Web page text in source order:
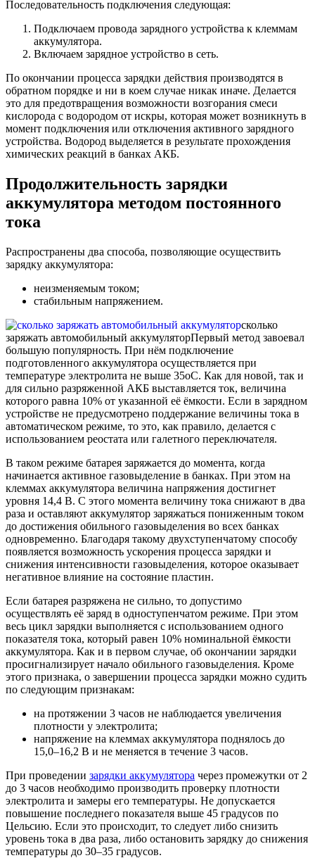
Последовательность подключения следующая:
Подключаем провода зарядного устройства к клеммам
аккумулятора.
Включаем зарядное устройство в сеть.
По окончании процесса зарядки действия производятся в
обратном порядке и ни в коем случае никак иначе. Делается
это для предотвращения возможности возгорания смеси
кислорода с водородом от искры, которая может возникнуть в
момент подключения или отключения активного зарядного
устройства. Водород выделяется в результате прохождения
химических реакций в банках АКБ.
Продолжительность зарядки
аккумулятора методом постоянного
тока
Распространены два способа, позволяющие осуществить
зарядку аккумулятора:
неизменяемым током;
стабильным напряжением.
сколько
заряжать автомобильный аккумуляторПервый метод завоевал
большую популярность. При нём подключение
подготовленного аккумулятора осуществляется при
температуре электролита не выше 35оC. Как для новой, так и
для сильно разряженной АКБ выставляется ток, величина
которого равна 10% от указанной её ёмкости. Если в зарядном
устройстве не предусмотрено поддержание величины тока в
автоматическом режиме, то это, как правило, делается с
использованием реостата или галетного переключателя.
В таком режиме батарея заряжается до момента, когда
начинается активное газовыделение в банках. При этом на
клеммах аккумулятора величина напряжения достигнет
уровня 14,4 В. С этого момента величину тока снижают в два
раза и оставляют аккумулятор заряжаться пониженным током
до достижения обильного газовыделения во всех банках
одновременно. Благодаря такому двухступенчатому способу
появляется возможность ускорения процесса зарядки и
снижения интенсивности газовыделения, которое оказывает
негативное влияние на состояние пластин.
Если батарея разряжена не сильно, то допустимо
осуществлять её заряд в одноступенчатом режиме. При этом
весь цикл зарядки выполняется с использованием одного
показателя тока, который равен 10% номинальной ёмкости
аккумулятора. Как и в первом случае, об окончании зарядки
просигнализирует начало обильного газовыделения. Кроме
этого признака, о завершении процесса зарядки можно судить
по следующим признакам:
на протяжении 3 часов не наблюдается увеличения
плотности у электролита;
напряжение на клеммах аккумулятора поднялось до
15,0–16,2 В и не меняется в течение 3 часов.
При проведении зарядки аккумулятора через промежутки от 2
до 3 часов необходимо производить проверку плотности
электролита и замеры его температуры. Не допускается
повышение последнего показателя выше 45 градусов по
Цельсию. Если это происходит, то следует либо снизить
уровень тока в два раза, либо остановить зарядку до снижения
температуры до 30–35 градусов.